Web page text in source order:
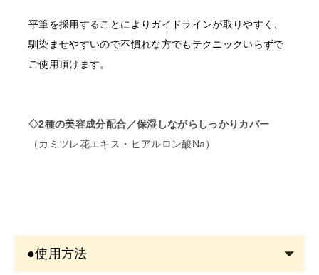
平筆を採用することによりガイドラインが取りやすく、
馴染ませやすいので不慣れな方でもテクニックいらずで
ご使用頂けます。
◇2種の美容成分配合／保湿しながらしっかりカバー
（カミツレ花エキス・ヒアルロン酸Na）
●使用方法